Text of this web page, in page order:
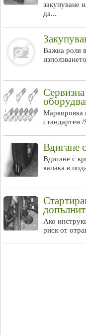
закупуване
да...
Важна роля
Маркировка
стандартен
Вдигане
Вдигане с
капака в
Ако
риск от